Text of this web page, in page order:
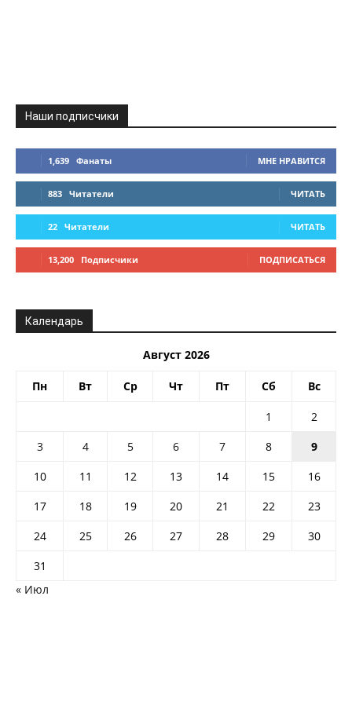
Наши подписчики
1,639 Фанаты МНЕ НРАВИТСЯ
883 Читатели ЧИТАТЬ
22 Читатели ЧИТАТЬ
13,200 Подписчики ПОДПИСАТЬСЯ
Календарь
Август 2026
Пн Вт Ср Чт Пт Сб Вс
1
2
3
4 5 6 7 8
9
10
11 12 13 14 15
16
17
18 19 20 21 22
23
24
25 26 27 28 29
30
31
« Июл